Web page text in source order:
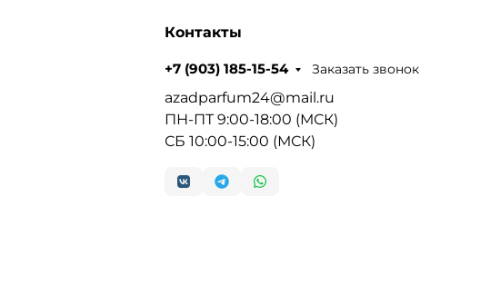
Контакты
+7 (903) 185-15-54 Заказать звонок
azadparfum24@mail.ru
ПН-ПТ 9:00-18:00 (МСК)
СБ 10:00-15:00 (МСК)